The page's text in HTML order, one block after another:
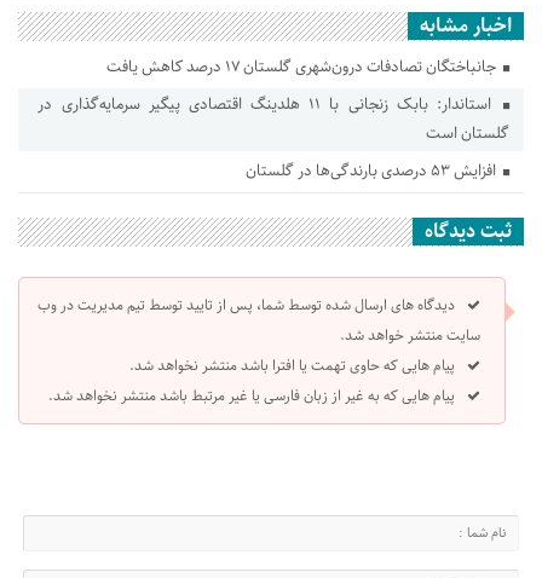
اخبار مشابه
جانباختگان تصادفات درون‌شهری گلستان ۱۷ درصد کاهش یافت
استاندار: بابک زنجانی با ۱۱ هلدینگ اقتصادی پیگیر سرمایه‌گذاری در
گلستان است
افزایش ۵۳ درصدی بارندگی‌ها در گلستان
ثبت دیدگاه
دیدگاه های ارسال شده توسط شما، پس از تایید توسط تیم مدیریت در وب
سایت منتشر خواهد شد.
پیام هایی که حاوی تهمت یا افترا باشد منتشر نخواهد شد.
پیام هایی که به غیر از زبان فارسی یا غیر مرتبط باشد منتشر نخواهد شد.